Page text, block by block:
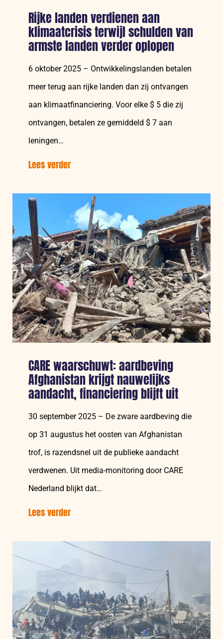
Rijke landen verdienen aan
klimaatcrisis terwijl schulden van
armste landen verder oplopen
6 oktober 2025 – Ontwikkelingslanden betalen
meer terug aan rijke landen dan zij ontvangen
aan klimaatfinanciering. Voor elke $ 5 die zij
ontvangen, betalen ze gemiddeld $ 7 aan
leningen…
Lees verder
landen
verdienen
aan
klimaatcrisis
terwijl
schulden
van
armste
landen
verder
oplopen
CARE waarschuwt: aardbeving
Afghanistan krijgt nauwelijks
aandacht, financiering blijft uit
30 september 2025 – De zware aardbeving die
op 31 augustus het oosten van Afghanistan
trof, is razendsnel uit de publieke aandacht
verdwenen. Uit media-monitoring door CARE
Nederland blijkt dat…
Lees verder
waarschuwt:
aardbeving
krijgt
nauwelijks
aandacht,
financiering
blijft